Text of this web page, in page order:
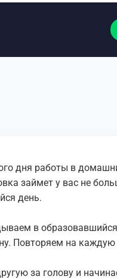
дня работы в
займет у вас не
день.
в образовавшийся
Повторяем на каждую
за голову и